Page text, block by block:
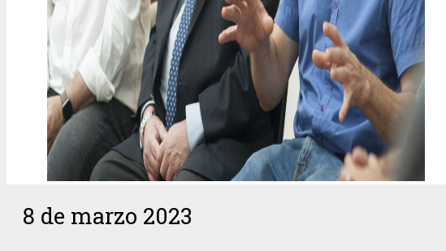
8 de marzo 2023